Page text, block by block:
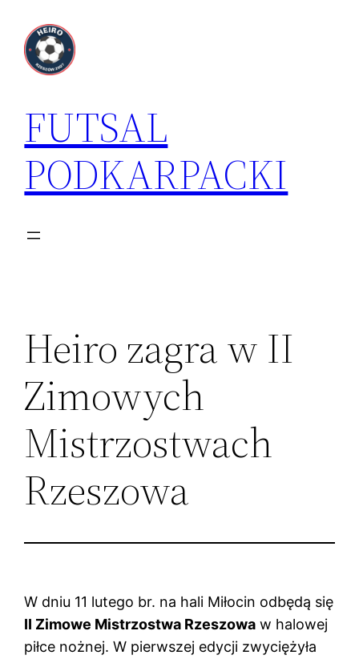
treści
FUTSAL
PODKARPACKI
Heiro zagra w II
Zimowych
Mistrzostwach
Rzeszowa
W dniu 11 lutego br. na hali Miłocin odbędą się
II Zimowe Mistrzostwa Rzeszowa w halowej
piłce nożnej. W pierwszej edycji zwyciężyła